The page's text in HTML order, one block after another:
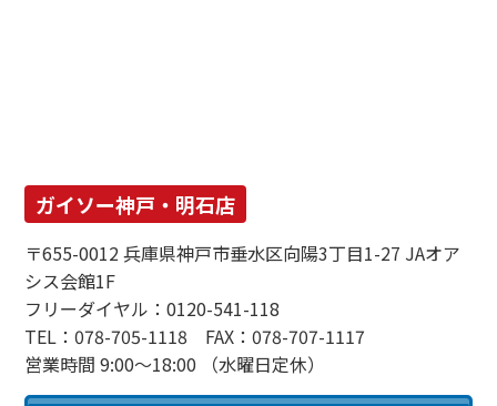
ガイソー神戸・明石店
〒655-0012 兵庫県神戸市垂水区向陽3丁目1-27 JAオア
シス会館1F
フリーダイヤル：0120-541-118
TEL：078-705-1118 FAX：078-707-1117
営業時間 9:00～18:00 （水曜日定休）